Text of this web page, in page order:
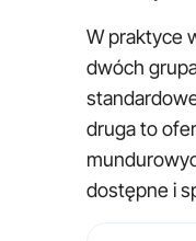
W praktyce
dwóch
druga to
dostępne i